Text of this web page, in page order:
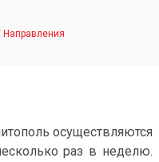
Направления
осуществляются
раз в неделю.